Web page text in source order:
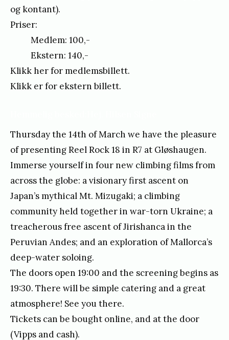
og kontant).
Priser:
Medlem: 100,-
Ekstern: 140,-
Klikk her for medlemsbillett.
Klikk er for ekstern billett.
Thursday the 14th of March we have the pleasure
of presenting Reel Rock 18 in R7 at Gløshaugen.
Immerse yourself in four new climbing films from
across the globe: a visionary first ascent on
Japan’s mythical Mt. Mizugaki; a climbing
community held together in war-torn Ukraine; a
treacherous free ascent of Jirishanca in the
Peruvian Andes; and an exploration of Mallorca’s
deep-water soloing.
The doors open 19:00 and the screening begins as
19:30. There will be simple catering and a great
atmosphere! See you there.
Tickets can be bought online, and at the door
(Vipps and cash).